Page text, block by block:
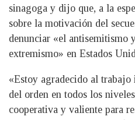
sinagoga y dijo que, a la
sobre la motivación del
denunciar «el antisemitismo
extremismo» en Estados
«Estoy agradecido al trabajo
del orden en todos los
cooperativa y valiente para